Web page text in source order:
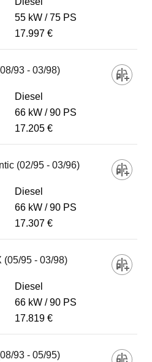
55 kW
75 PS
17.997 €
93 - 03/98)
Diesel
66 kW
90 PS
17.205 €
(02/95 - 03/96)
Diesel
66 kW
90 PS
17.307 €
(05/95 - 03/98)
Diesel
66 kW
90 PS
17.819 €
93 - 05/95)